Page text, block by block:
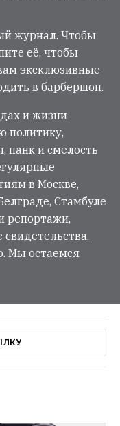
журнал. Чтобы
её, чтобы
эксклюзивные
в барбершоп.
и жизни
политику,
панк и смелость
в Москве,
Стамбуле
репортажи,
Мы остаемся